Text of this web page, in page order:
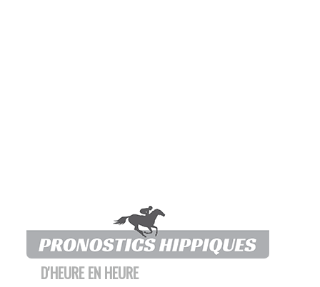
D'HEURE EN HEURE